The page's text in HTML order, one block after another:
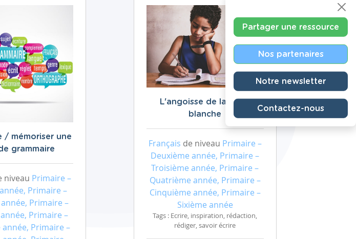
/ mémoriser une
grammaire
niveau Primaire –
Primaire –
Primaire –
Primaire –
Primaire –
L'angoisse de la page
blanche
Français de niveau Primaire –
Deuxième année, Primaire –
Troisième année, Primaire –
Quatrième année, Primaire –
Cinquième année, Primaire –
Sixième année
Tags : Ecrire, inspiration, rédaction,
rédiger, savoir écrire
Partager une ressource
Nos partenaires
Notre newsletter
Contactez-nous